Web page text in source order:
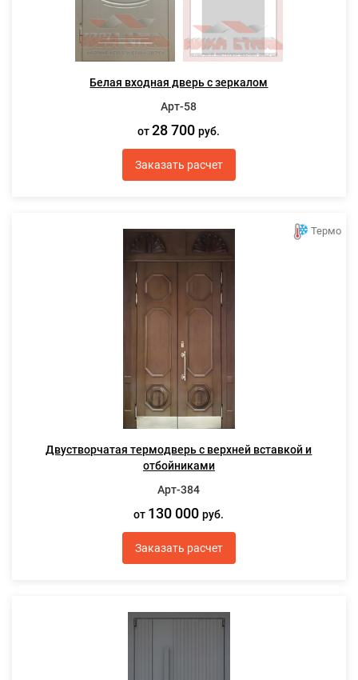
Белая входная дверь с зеркалом
Арт-58
от28 700руб.
Заказать расчет
Термо
Двустворчатая термодверь с верхней вставкой и
отбойниками
Арт-384
от 130 000руб.
Заказать расчет